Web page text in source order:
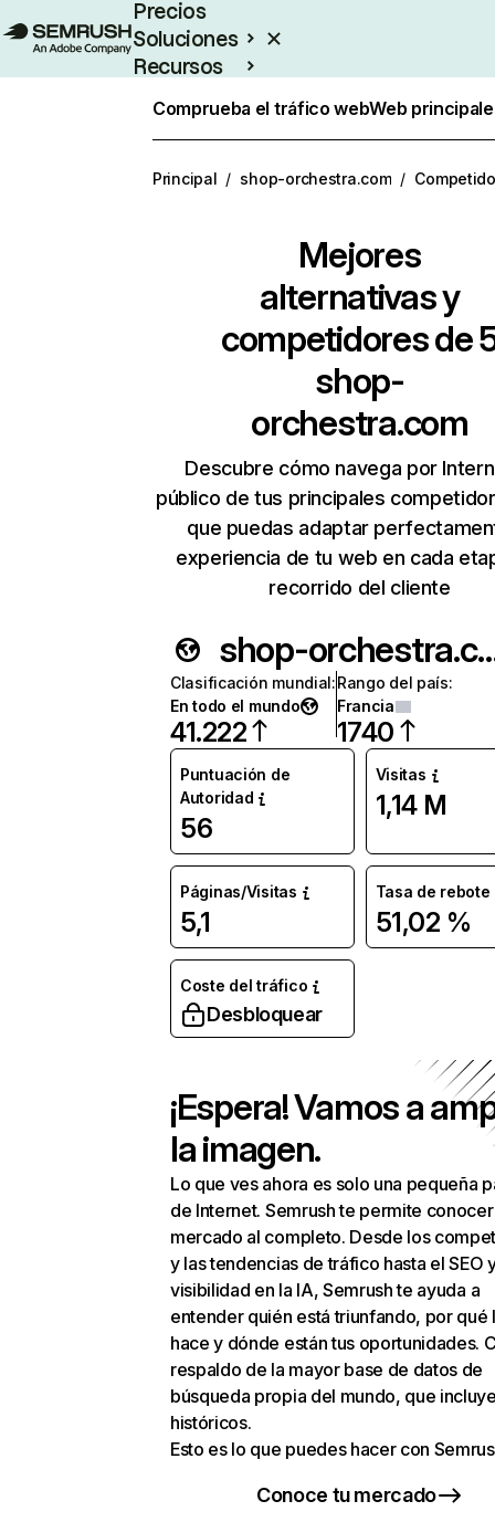
Precios
Soluciones
Recursos
Comprueba el tráfico webWeb
Principal / shop-orchestra.com /
Mejores
alternativas y
competidores de
shop-
orchestra.com
Descubre cómo navega por
público de tus principales
que puedas adaptar
experiencia de tu web en cada
recorrido del cliente
shop-
Clasificación mundial:
En todo el mundo
41.222
Rango del país:
Francia
1740
Puntuación de
Autoridad
56
Visitas
1,14 M
Páginas/Visitas
5,1
Tasa de rebote
51,02 %
Coste del tráfico
Desbloquear
¡Espera! Vamos a
la imagen.
Lo que ves ahora es solo una pequeña
de Internet. Semrush te permite
mercado al completo. Desde los
y las tendencias de tráfico hasta el SEO
visibilidad en la IA, Semrush te ayuda a
entender quién está triunfando, por qué
hace y dónde están tus oportunidades.
respaldo de la mayor base de datos de
búsqueda propia del mundo, que
históricos.
Esto es lo que puedes hacer con
Conoce tu mercado